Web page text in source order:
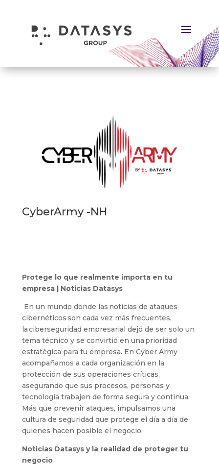
CyberArmy -NH
Protege lo que realmente importa en tu
empresa | Noticias Datasys
En un mundo donde las noticias de ataques
cibernéticos son cada vez más frecuentes,
la ciberseguridad empresarial dejó de ser solo un
tema técnico y se convirtió en una prioridad
estratégica para tu empresa. En Cyber Army
acompañamos a cada organización en la
protección de sus operaciones críticas,
asegurando que sus procesos, personas y
tecnología trabajen de forma segura y continua.
Más que prevenir ataques, impulsamos una
cultura de seguridad que protege el día a día de
quienes hacen posible el negocio.
Noticias Datasys y la realidad de proteger tu
negocio